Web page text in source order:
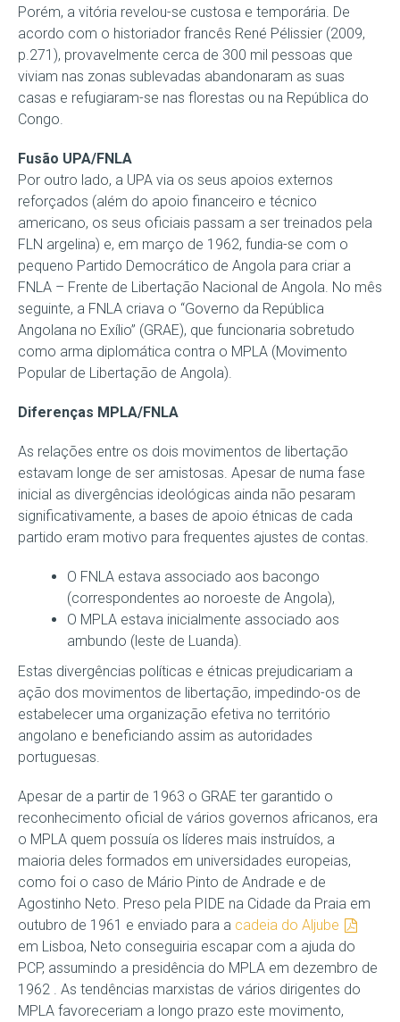
Porém, a vitória revelou-se custosa e temporária. De
acordo com o historiador francês René Pélissier (2009,
p.271), provavelmente cerca de 300 mil pessoas que
viviam nas zonas sublevadas abandonaram as suas
casas e refugiaram-se nas florestas ou na República do
Congo.
Fusão UPA/FNLA
Por outro lado, a UPA via os seus apoios externos
reforçados (além do apoio financeiro e técnico
americano, os seus oficiais passam a ser treinados pela
FLN argelina) e, em março de 1962, fundia-se com o
pequeno Partido Democrático de Angola para criar a
FNLA – Frente de Libertação Nacional de Angola. No mês
seguinte, a FNLA criava o “Governo da República
Angolana no Exílio” (GRAE), que funcionaria sobretudo
como arma diplomática contra o MPLA (Movimento
Popular de Libertação de Angola).
Diferenças MPLA/FNLA
As relações entre os dois movimentos de libertação
estavam longe de ser amistosas. Apesar de numa fase
inicial as divergências ideológicas ainda não pesaram
significativamente, a bases de apoio étnicas de cada
partido eram motivo para frequentes ajustes de contas.
O FNLA estava associado aos bacongo
(correspondentes ao noroeste de Angola),
O MPLA estava inicialmente associado aos
ambundo (leste de Luanda).
Estas divergências políticas e étnicas prejudicariam a
ação dos movimentos de libertação, impedindo-os de
estabelecer uma organização efetiva no território
angolano e beneficiando assim as autoridades
portuguesas.
Apesar de a partir de 1963 o GRAE ter garantido o
reconhecimento oficial de vários governos africanos, era
o MPLA quem possuía os líderes mais instruídos, a
maioria deles formados em universidades europeias,
como foi o caso de Mário Pinto de Andrade e de
Agostinho Neto. Preso pela PIDE na Cidade da Praia em
outubro de 1961 e enviado para a cadeia do Aljube
em Lisboa, Neto conseguiria escapar com a ajuda do
PCP, assumindo a presidência do MPLA em dezembro de
1962 . As tendências marxistas de vários dirigentes do
MPLA favoreceriam a longo prazo este movimento,